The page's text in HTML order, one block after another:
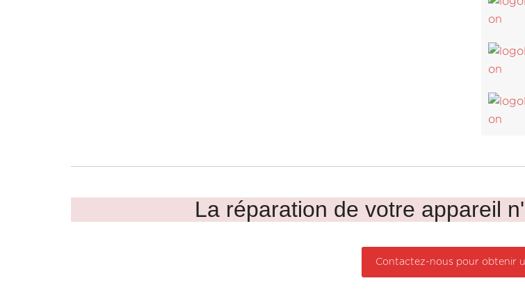
La réparation de votre appareil
Contactez-nous pour obtenir